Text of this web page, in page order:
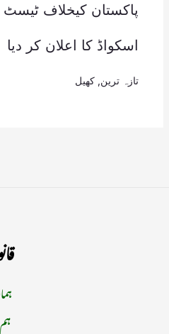
پاکستان کیخلاف ٹیسٹ
اسکواڈ کا اعلان کر دیا
تازہ ترین کھیل